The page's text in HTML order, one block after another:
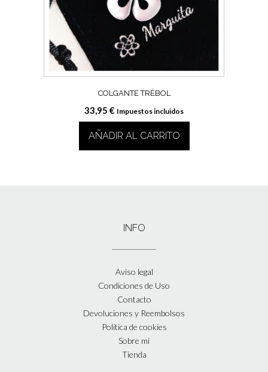
COLGANTE TRÉBOL
33,95 € Impuestos incluidos
AÑADIR AL CARRITO
INFO
Aviso legal
Condiciones de Uso
Contacto
Devoluciones y Reembolsos
Política de cookies
Sobre mí
Tienda